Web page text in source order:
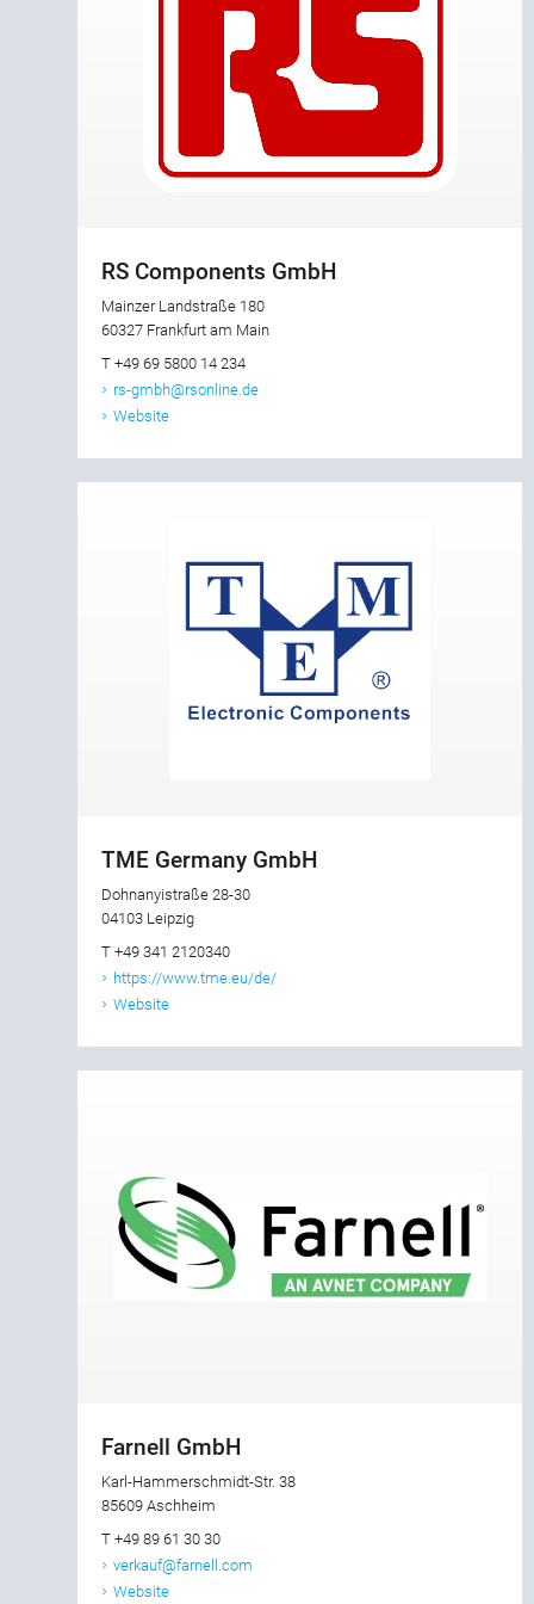
RS Components GmbH
Mainzer Landstraße 180
60327 Frankfurt am Main
T +49 69 5800 14 234
rs-gmbh@rsonline.de
Website
TME Germany GmbH
Dohnanyistraße 28-30
04103 Leipzig
T +49 341 2120340
https://www.tme.eu/de/
Website
Farnell GmbH
Karl-Hammerschmidt-Str. 38
85609 Aschheim
T +49 89 61 30 30
verkauf@farnell.com
Website